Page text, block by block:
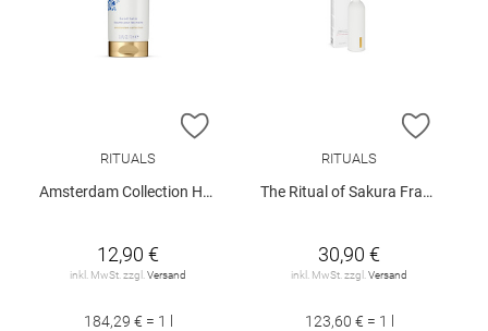
ZUR WUNSCHLISTE HINZUFÜGEN
RITUALS
Amsterdam Collection Hand Balm 70ml
12,90 €
inkl. MwSt. zzgl. Versand
184,29 € = 1 l
ZUR
RITUALS
The Ritual of Sakura Fragrance Sticks 250ml
30,90 €
inkl. MwSt. zzgl. Versand
123,60 € = 1 l